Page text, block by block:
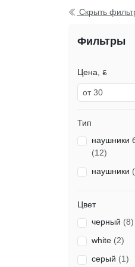
Скрыть
Фильтры
Цена, ƃ
Тип
наушники
(12)
наушники
Цвет
черный (8)
white (2)
серый (1)